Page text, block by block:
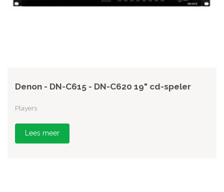
Denon - DN-C615 - DN-C620 19" cd-speler
Players
Lees meer